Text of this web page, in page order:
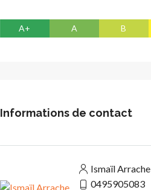
A+ A B
Informations de contact
Ismaïl Arrache
0495905083